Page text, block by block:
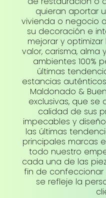
quieran aportar
vivienda o negocio
su decoración e
mejorar y
valor, carisma, alma
ambientes 100%
últimas
estancias
Maldonado &
exclusivas, que se
calidad de sus
impecables y
las últimas
principales marcas
todo nuestro
cada una de las
fin de
se refleje la